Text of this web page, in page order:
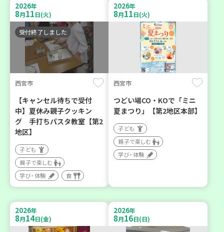
2026年
8月11日(火)
受付終了しました
西宮市
【キャンセル待ちで受付
中】夏休み親子クッキン
グ 手打ちパスタ教室【第2
地区】
子ども
親子で楽しむ
学び・体験
食
2026年
8月11日(火)
西宮市
つどい場CO・KOで「ミニ
夏まつり」【第2地区本部】
子ども
親子で楽しむ
学び・体験
2026年
8月14日(金)
2026年
8月16日(日)